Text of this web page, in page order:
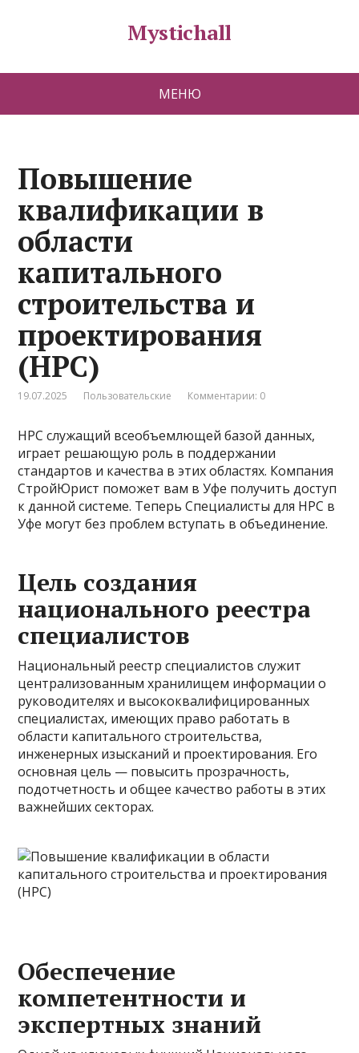
Mystichall
МЕНЮ
Повышение
квалификации в
области
капитального
строительства и
проектирования
(НРС)
19.07.2025 Пользовательские Комментарии: 0
НРС служащий всеобъемлющей базой данных,
играет решающую роль в поддержании
стандартов и качества в этих областях. Компания
СтройЮрист поможет вам в Уфе получить доступ
к данной системе. Теперь Специалисты для НРС в
Уфе могут без проблем вступать в объединение.
Цель создания
национального реестра
специалистов
Национальный реестр специалистов служит
централизованным хранилищем информации о
руководителях и высококвалифицированных
специалистах, имеющих право работать в
области капитального строительства,
инженерных изысканий и проектирования. Его
основная цель — повысить прозрачность,
подотчетность и общее качество работы в этих
важнейших секторах.
Обеспечение
компетентности и
экспертных знаний